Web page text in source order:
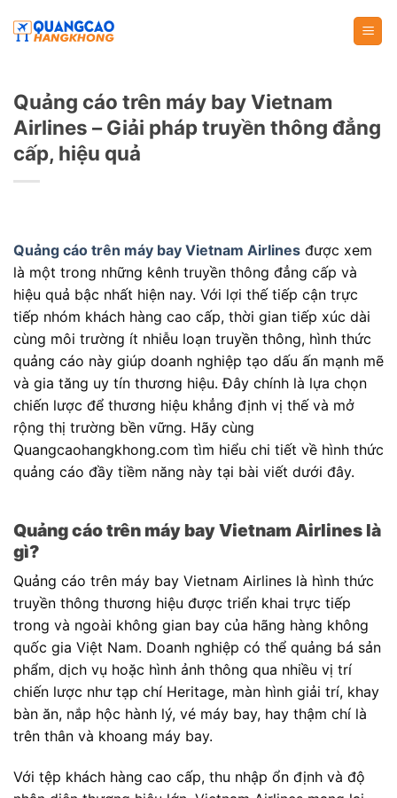
Quảng cáo trên máy bay Vietnam
Airlines – Giải pháp truyền thông đẳng
cấp, hiệu quả
Quảng cáo trên máy bay Vietnam Airlines được xem
là một trong những kênh truyền thông đẳng cấp và
hiệu quả bậc nhất hiện nay. Với lợi thế tiếp cận trực
tiếp nhóm khách hàng cao cấp, thời gian tiếp xúc dài
cùng môi trường ít nhiễu loạn truyền thông, hình thức
quảng cáo này giúp doanh nghiệp tạo dấu ấn mạnh mẽ
và gia tăng uy tín thương hiệu. Đây chính là lựa chọn
chiến lược để thương hiệu khẳng định vị thế và mở
rộng thị trường bền vững. Hãy cùng
Quangcaohangkhong.com tìm hiểu chi tiết về hình thức
quảng cáo đầy tiềm năng này tại bài viết dưới đây.
Quảng cáo trên máy bay Vietnam Airlines là
gì?
Quảng cáo trên máy bay Vietnam Airlines là hình thức
truyền thông thương hiệu được triển khai trực tiếp
trong và ngoài không gian bay của hãng hàng không
quốc gia Việt Nam. Doanh nghiệp có thể quảng bá sản
phẩm, dịch vụ hoặc hình ảnh thông qua nhiều vị trí
chiến lược như tạp chí Heritage, màn hình giải trí, khay
bàn ăn, nắp hộc hành lý, vé máy bay, hay thậm chí là
trên thân và khoang máy bay.
Với tệp khách hàng cao cấp, thu nhập ổn định và độ